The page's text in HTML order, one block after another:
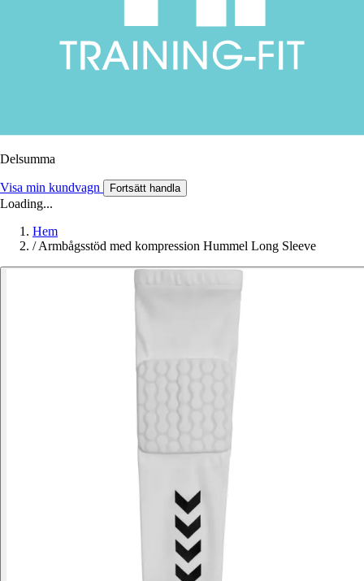
Delsumma
Visa min kundvagn Fortsätt handla
Loading...
Hem
/ Armbågsstöd med kompression Hummel Long Sleeve